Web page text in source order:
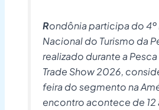
Rondônia participa do 4º
Nacional do Turismo da
realizado durante a
Trade Show 2026,
feira do segmento na
encontro acontece de 12